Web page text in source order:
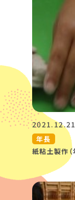
2021.12.21
年長
紙粘土製作（